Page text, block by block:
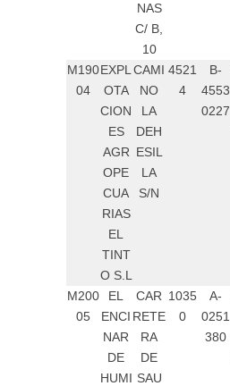
NAS
C/ B,
10
M190
04
EXPL
OTA
CION
ES
AGR
OPE
CUA
RIAS
EL
TINT
O S.L
CAMI
NO
LA
DEH
ESIL
LA
S/N
4521
4
B-
4553
0227
M200
05
EL
ENCI
NAR
DE
HUMI
CAR
RETE
RA
DE
SAU
1035
0
A-
0251
380